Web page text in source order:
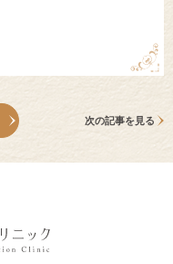
次の記事を見る